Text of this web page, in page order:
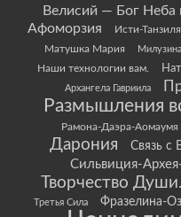
Велисий — Бог Неба
Афоморзия
Исти-Танзиля
Матушка Мария
Наши технологии вам.
Архангела Гавриила
Размышления
Рамона-Даэра-Аомаумя
Дарония
Связь с
Сильвиция-
Творчество
Третья Сила Фразелина-